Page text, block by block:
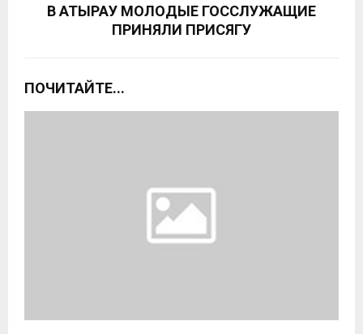
В АТЫРАУ МОЛОДЫЕ ГОССЛУЖАЩИЕ
ПРИНЯЛИ ПРИСЯГУ
ПОЧИТАЙТЕ...